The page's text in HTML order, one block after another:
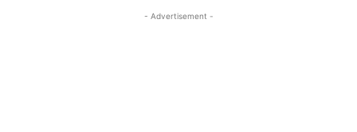
- Advertisement -